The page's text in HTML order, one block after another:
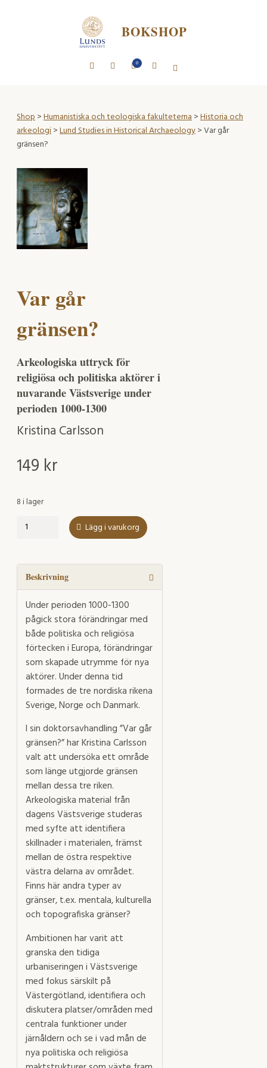
BOKSHOP
0
Shop>Humanistiska och teologiska fakulteterna>Historia och
arkeologi>Lund Studies in Historical Archaeology> Var går
gränsen?
Var går
gränsen?
Arkeologiska uttryck för
religiösa och politiska aktörer i
nuvarande Västsverige under
perioden 1000-1300
Kristina Carlsson
149 kr
8 i lager
Var
mängd
Lägg i varukorg
Beskrivning
Under perioden 1000-1300
pågick stora förändringar med
både politiska och religiösa
förtecken i Europa, förändringar
som skapade utrymme för nya
aktörer. Under denna tid
formades de tre nordiska rikena
Sverige, Norge och Danmark.
I sin doktorsavhandling ”Var går
gränsen?” har Kristina Carlsson
valt att undersöka ett område
som länge utgjorde gränsen
mellan dessa tre riken.
Arkeologiska material från
dagens Västsverige studeras
med syfte att identifiera
skillnader i materialen, främst
mellan de östra respektive
västra delarna av området.
Finns här andra typer av
gränser, t.ex. mentala, kulturella
och topografiska gränser?
Ambitionen har varit att
granska den tidiga
urbaniseringen i Västsverige
med fokus särskilt på
Västergötland, identifiera och
diskutera platser/områden med
centrala funktioner under
järnåldern och se i vad mån de
nya politiska och religiösa